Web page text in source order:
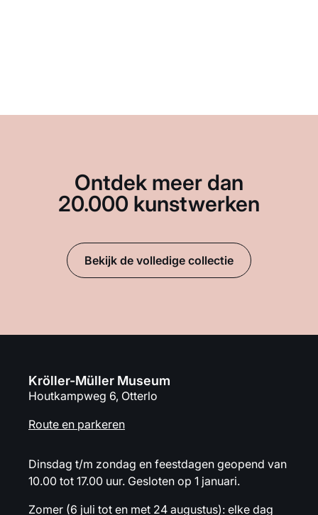
Ontdek meer dan
20.000 kunstwerken
Bekijk de volledige collectie
Kröller-Müller Museum
Houtkampweg 6, Otterlo
Route en parkeren
Dinsdag t/m zondag en feestdagen geopend van
10.00 tot 17.00 uur. Gesloten op 1 januari.
Zomer (6 juli tot en met 24 augustus): elke dag